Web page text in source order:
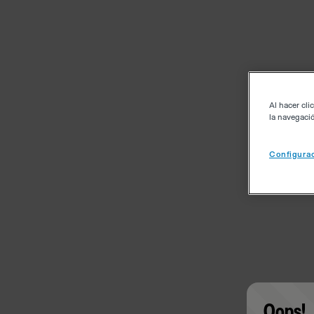
Al hacer clic
la